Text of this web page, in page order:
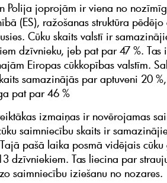
Polija joprojām ir viena no
(ES), ražošanas struktūra
Cūku skaits valstī ir
dzīvnieku, jeb pat par 47 %.
Eiropas cūkkopības valstīm.
samazinājās par aptuveni 20
pat par 46 %
izmaiņas ir novērojamas
saimniecību skaits ir
pašā laika posmā vidējais
dzīvniekiem. Tas liecina par
saimniecību iziešanu no nozares.